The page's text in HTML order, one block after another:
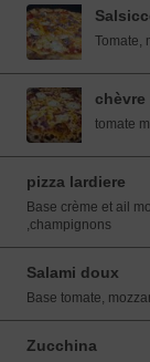
Tomate,
chèvre
tomate
pizza lardiere
Base crème et ail
,champignons
Salami doux
Base tomate,
Zucchina